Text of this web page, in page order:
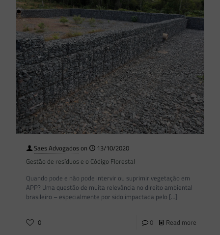
Saes Advogadoson
13/10/2020
Gestão de resíduos e o Código Florestal
Quando pode e não pode intervir ou suprimir vegetação em
APP? Uma questão de muita relevância no direito ambiental
brasileiro – especialmente por sido impactada pelo […]
0 0 Read more